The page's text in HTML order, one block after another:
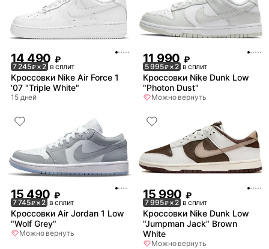
14 490 ₽
7 245₽× 2 в сплит
Кроссовки Nike Air Force 1
'07 "Triple White"
15 дней
11 990 ₽
5 995₽× 2 в сплит
Кроссовки Nike Dunk Low
"Photon Dust"
Можно вернуть
15 490 ₽
7 745₽× 2 в сплит
Кроссовки Air Jordan 1 Low
"Wolf Grey"
Можно вернуть
15 990 ₽
7 995₽× 2 в сплит
Кроссовки Nike Dunk Low
"Jumpman Jack" Brown
White
Можно вернуть